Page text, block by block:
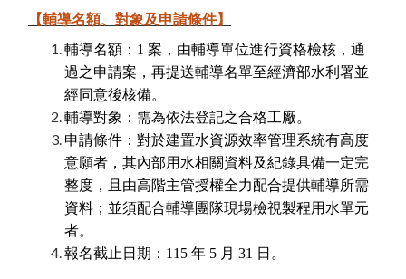
【輔導名額、對象及申請條件】
輔導名額：1 案，由輔導單位進行資格檢核，通
過之申請案，再提送輔導名單至經濟部水利署並
經同意後核備。
輔導對象：需為依法登記之合格工廠。
申請條件：對於建置水資源效率管理系統有高度
意願者，其內部用水相關資料及紀錄具備一定完
整度，且由高階主管授權全力配合提供輔導所需
資料；並須配合輔導團隊現場檢視製程用水單元
者。
報名截止日期：115 年 5 月 31 日。